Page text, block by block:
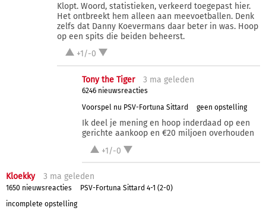
Klopt. Woord, statistieken, verkeerd toegepast hier.
Het ontbreekt hem alleen aan meevoetballen. Denk
zelfs dat Danny Koevermans daar beter in was. Hoop
op een spits die beiden beheerst.
+1/-0
Tony the Tiger 3 ma geleden
6246 nieuwsreacties
Voorspel nu PSV-Fortuna Sittard
geen opstelling
Ik deel je mening en hoop inderdaad op een
gerichte aankoop en €20 miljoen overhouden
+1/-0
Kloekky 3 ma geleden
1650 nieuwsreacties
PSV-Fortuna Sittard 4-1 (2-0)
incomplete opstelling